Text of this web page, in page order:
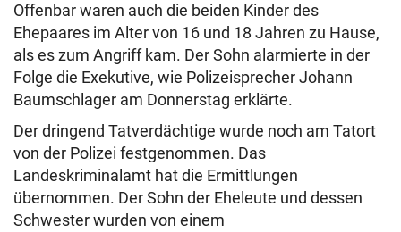
Offenbar waren auch die beiden Kinder des
Ehepaares im Alter von 16 und 18 Jahren zu Hause,
als es zum Angriff kam. Der Sohn alarmierte in der
Folge die Exekutive, wie Polizeisprecher Johann
Baumschlager am Donnerstag erklärte.
Der dringend Tatverdächtige wurde noch am Tatort
von der Polizei festgenommen. Das
Landeskriminalamt hat die Ermittlungen
übernommen. Der Sohn der Eheleute und dessen
Schwester wurden von einem